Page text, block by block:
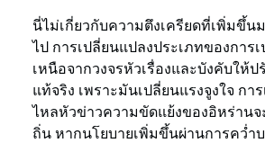
นี่ไม่เกี่ยวกับความตึงเครียดที่เพิ่มขึ้น
ไป การเปลี่ยนแปลงประเภทของการ
เหนือจากวงจรหัวเรื่องและบังคับให้ป
แท้จริง เพราะมันเปลี่ยนแรงจูงใจ กา
ไหลหัวข่าวความขัดแย้งของอิหร่านจ
ถิ่น หากนโยบายเพิ่มขึ้นผ่านการคว่ำ